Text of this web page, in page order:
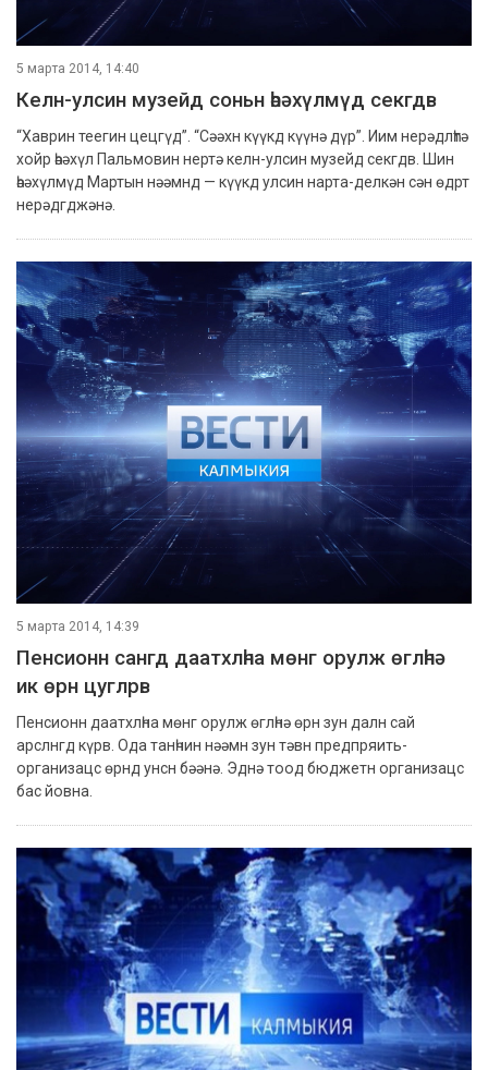
5 марта 2014, 14:40
Келн-улсин музейд соньн һәәхүлмүд секгдв
“Хаврин теегин цецгүд”. “Сәәхн күүкд күүнә дүр”. Иим нерәдлһтә
хойр һәәхүл Пальмовин нертә келн-улсин музейд секгдв. Шин
һәәхүлмүд Мартын нәәмнд — күүкд улсин нарта-делкән сән өдрт
нерәдгджәнә.
5 марта 2014, 14:39
Пенсионн сангд даатхлһна мөнг орулж өглһнә
ик өрн цуглрв
Пенсионн даатхлһна мөнг орулж өглһнә өрн зун далн сай
арслнгд күрв. Ода танһчин нәәмн зун тәвн предпряить-
организацс өрнд унсн бәәнә. Эднә тоод бюджетн организацс
бас йовна.